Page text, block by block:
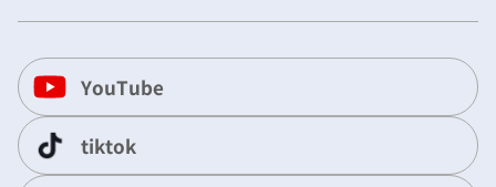
YouTube
tiktok